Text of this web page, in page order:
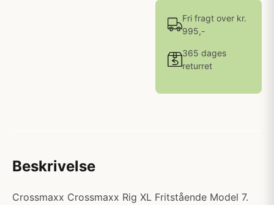
Fri fragt over kr.
995,-
365 dages
returret
Beskrivelse
Crossmaxx Crossmaxx Rig XL Fritstående Model 7.